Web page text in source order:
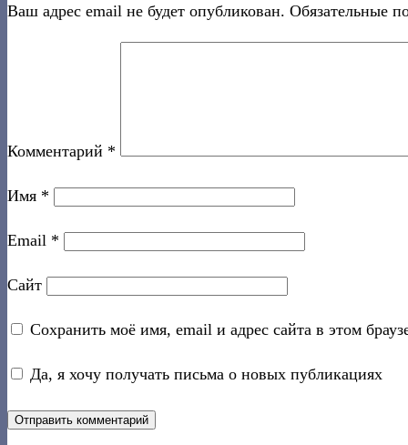
Ваш адрес email не будет опубликован. Обязательные
Комментарий *
Имя *
Email *
Сайт
Сохранить моё имя, email и адрес сайта в этом
Да, я хочу получать письма о новых публикациях